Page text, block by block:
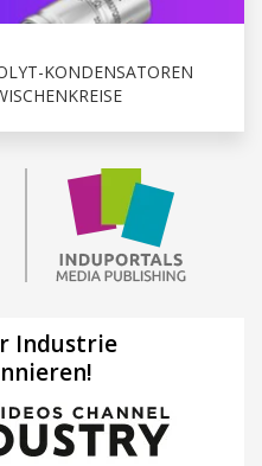
KONDENSATOREN
Industrie